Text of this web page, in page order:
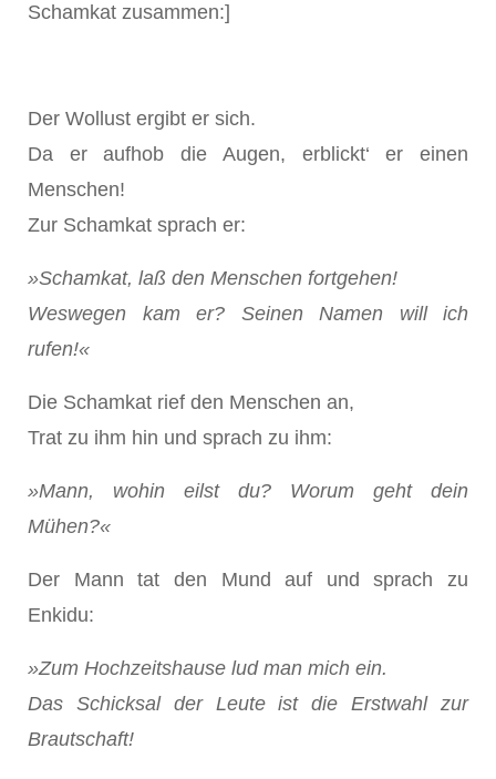
Schamkat zusammen:]
Der Wollust ergibt er sich.
Da er aufhob die Augen, erblickt‘ er einen
Menschen!
Zur Schamkat sprach er:
»Schamkat, laß den Menschen fortgehen!
Weswegen kam er? Seinen Namen will ich
rufen!«
Die Schamkat rief den Menschen an,
Trat zu ihm hin und sprach zu ihm:
»Mann, wohin eilst du? Worum geht dein
Mühen?«
Der Mann tat den Mund auf und sprach zu
Enkidu:
»Zum Hochzeitshause lud man mich ein.
Das Schicksal der Leute ist die Erstwahl zur
Brautschaft!